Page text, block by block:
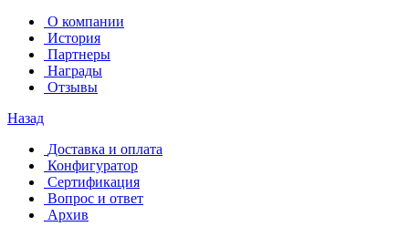
О компании
История
Партнеры
Награды
Отзывы
Назад
Доставка и оплата
Конфигуратор
Сертификация
Вопрос и ответ
Архив